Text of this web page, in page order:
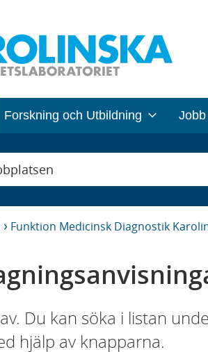
Forskning och Utbildning Jobb
Funktion Medicinsk Diagnostik
Du kan söka i listan
hjälp av knapparna.